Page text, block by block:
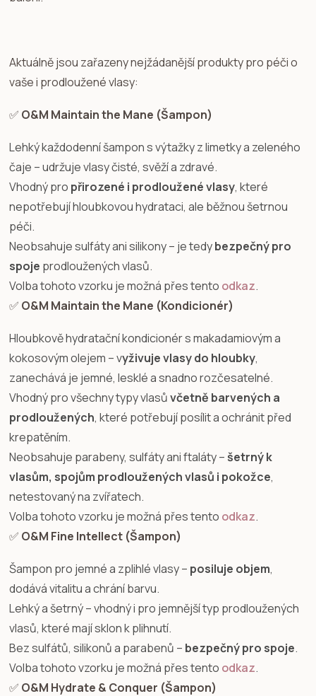
Aktuálně jsou zařazeny nejžádanější produkty pro péči o
vaše i prodloužené vlasy:
✅ O&M Maintain the Mane (Šampon)
Lehký každodenní šampon s výtažky z limetky a zeleného
čaje – udržuje vlasy čisté, svěží a zdravé.
Vhodný pro přirozené i prodloužené vlasy, které
nepotřebují hloubkovou hydrataci, ale běžnou šetrnou
péči.
Neobsahuje sulfáty ani silikony – je tedybezpečný pro
spoje prodloužených vlasů.
Volba tohoto vzorku je možná přes tento odkaz.
✅ O&M Maintain the Mane (Kondicionér)
Hloubkově hydratační kondicionér s makadamiovým a
kokosovým olejem – vyživuje vlasy do hloubky,
zanechává je jemné, lesklé a snadno rozčesatelné.
Vhodný pro všechny typy vlasůvčetně barvených a
prodloužených, které potřebují posílit a ochránit před
krepatěním.
Neobsahuje parabeny, sulfáty ani ftaláty –šetrný k
vlasům, spojům prodloužených vlasů i pokožce,
netestovaný na zvířatech.
Volba tohoto vzorku je možná přes tento odkaz.
✅ O&M Fine Intellect (Šampon)
Šampon pro jemné a zplihlé vlasy – posiluje objem,
dodává vitalitu a chrání barvu.
Lehký a šetrný – vhodný i pro jemnější typ prodloužených
vlasů, které mají sklon k plihnutí.
Bez sulfátů, silikonů a parabenů – bezpečný pro spoje.
Volba tohoto vzorku je možná přes tento odkaz.
✅ O&M Hydrate & Conquer (Šampon)